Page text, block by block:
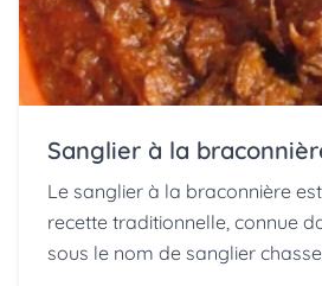
Sanglier à la
Le sanglier à la braconnière
recette traditionnelle, connue
sous le nom de sanglier